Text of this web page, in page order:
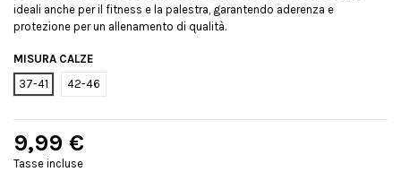
ideali anche per il fitness e la palestra, garantendo aderenza e
protezione per un allenamento di qualità.
MISURA CALZE
37-41
42-46
9,99 €
Tasse incluse